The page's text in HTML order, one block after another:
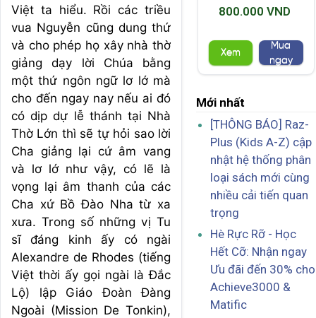
Việt ta hiểu. Rồi các triều
vua Nguyễn cũng dung thứ
và cho phép họ xây nhà thờ
giảng dạy lời Chúa bằng
một thứ ngôn ngữ lơ lớ mà
cho đến ngay nay nếu ai đó
có dịp dự lễ thánh tại Nhà
Thờ Lớn thì sẽ tự hỏi sao lời
Cha giảng lại cứ âm vang
và lơ lớ như vậy, có lẽ là
vọng lại âm thanh của các
Cha xứ Bồ Đào Nha từ xa
xưa. Trong số những vị Tu
sĩ đáng kinh ấy có ngài
Alexandre de Rhodes (tiếng
Việt thời ấy gọi ngài là Đắc
Lộ) lập Giáo Đoàn Đàng
Ngoài (Mission De Tonkin),
800.000 VND
Xem
Mua
ngay
Mới nhất
[THÔNG BÁO] Raz-
Plus (Kids A-Z) cập
nhật hệ thống phân
loại sách mới cùng
nhiều cải tiến quan
trọng
Hè Rực Rỡ - Học
Hết Cỡ: Nhận ngay
Ưu đãi đến 30% cho
Achieve3000 &
Matific